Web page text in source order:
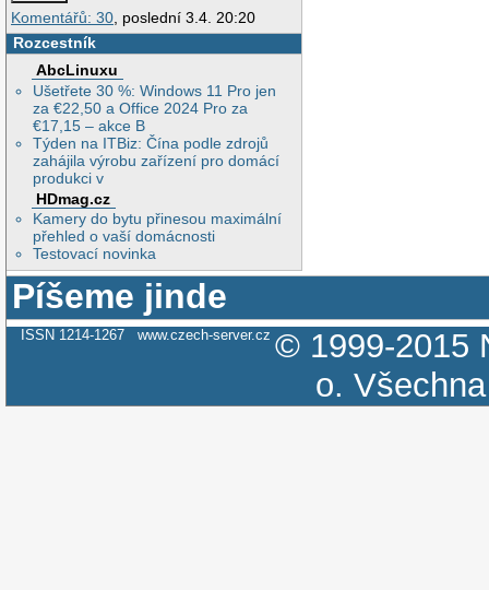
Komentářů: 30, poslední 3.4. 20:20
Rozcestník
AbcLinuxu
Ušetřete 30 %: Windows 11 Pro jen
za €22,50 a Office 2024 Pro za
€17,15 – akce B
Týden na ITBiz: Čína podle zdrojů
zahájila výrobu zařízení pro domácí
produkci v
HDmag.cz
Kamery do bytu přinesou maximální
přehled o vaší domácnosti
Testovací novinka
Píšeme jinde
ISSN 1214-1267 www.czech-server.cz © 1999-2015
o.